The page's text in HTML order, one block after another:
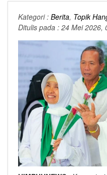
Kategori : Berita, Topik
Ditulis pada : 24 Mei 2026,